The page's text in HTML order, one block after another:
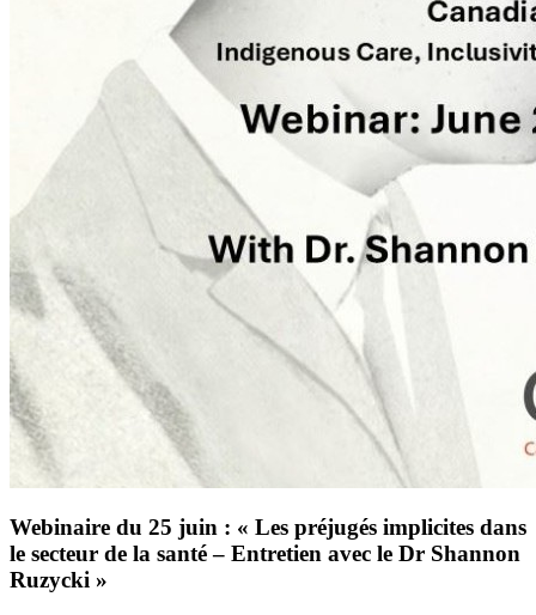
Webinaire du 25 juin : « Les préjugés implicites dans
le secteur de la santé – Entretien avec le Dr Shannon
Ruzycki »